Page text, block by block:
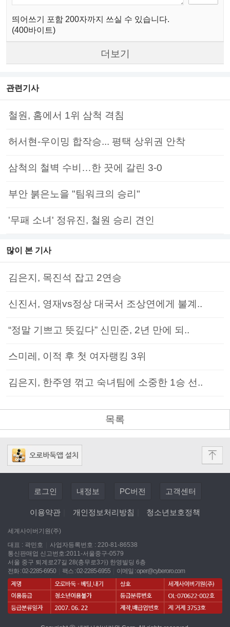
띄어쓰기 포함 200자까지 쓰실 수 있습니다.
(400바이트)
더보기
관련기사
철원, 홈에서 1위 삼척 격침
허서현-우이밍 합작승... 평택 상위권 안착
삼척의 철벽 수비…한 끗에 갈린 3-0
부안 붉은노을 "팀워크의 승리"
'무패 소녀' 정유진, 철원 승리 견인
많이 본 기사
김은지, 목진석 잡고 2연승
신진서, 영재vs정상 대국서 조상연에게 불계..
“정말 기쁘고 뜻깊다” 신민준, 2년 만에 되..
스미레, 이적 후 첫 여자랭킹 3위
김은지, 한주영 꺾고 숙녀팀에 소중한 1승 선..
목록
로그인 내정보 PC버전 고객센터
이용약관 개인정보처리방침 청소년보호정책
세계사이버기원(주)
대표 : 곽민호
사업자등록번호 : 220-81-86538
통신판매업 신고번호:2011-서울중구-0579
서울 중구 퇴계로27길 28(충무로3가) 한영빌딩 6층
전화 : 02-2285-6950
팩스 : 02-2285-6955 이메일 :oper@cyberoro.com